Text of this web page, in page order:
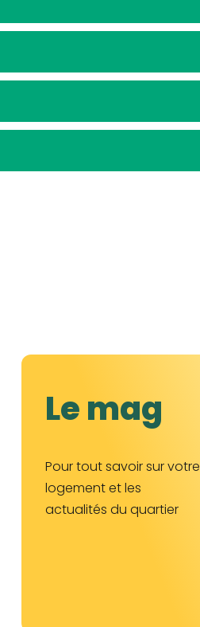
Le mag
Pour tout savoir sur votre
logement et les
actualités du quartier